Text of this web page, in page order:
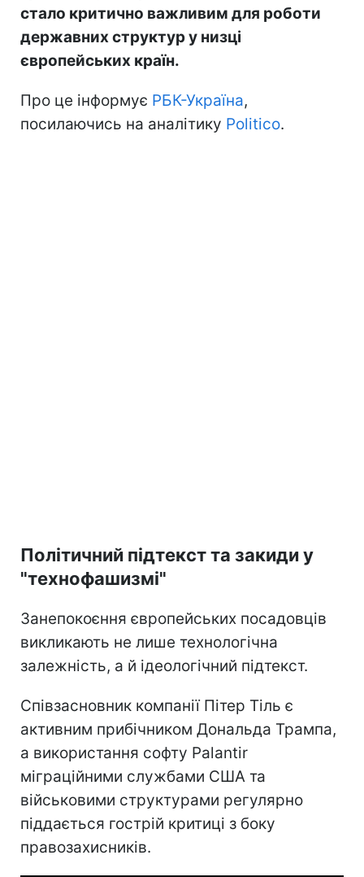
стало критично важливим для роботи
державних структур у низці
європейських країн.
Про це інформує РБК-Україна,
посилаючись на аналітику Politico.
Політичний підтекст та закиди у
"технофашизмі"
Занепокоєння європейських посадовців
викликають не лише технологічна
залежність, а й ідеологічний підтекст.
Співзасновник компанії Пітер Тіль є
активним прибічником Дональда Трампа,
а використання софту Palantir
міграційними службами США та
військовими структурами регулярно
піддається гострій критиці з боку
правозахисників.